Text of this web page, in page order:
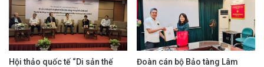
Hội thảo quốc tế “Di sản thế
Đoàn cán bộ Bảo tàng Lâm